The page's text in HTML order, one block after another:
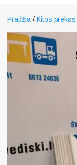
Pradžia / Kitos prekės